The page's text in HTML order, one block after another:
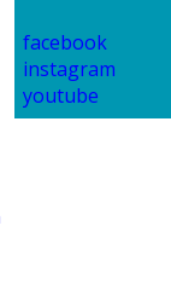
facebook
instagram
youtube